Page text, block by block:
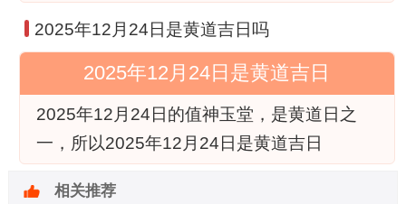
2025年12月24日是黄道吉日吗
2025年12月24日是黄道吉日
2025年12月24日的值神玉堂，是黄道日之
一，所以2025年12月24日是黄道吉日
相关推荐